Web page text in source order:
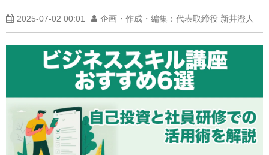
2025-07-02 00:01 企画・作成・編集：代表取締役 新井澄人